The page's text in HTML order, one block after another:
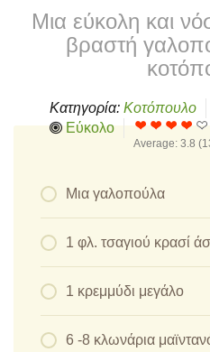
Μια εύκολη και
βραστή
Κατηγορία: Κοτόπουλο
Εύκολο
Average: 3.8 (
Μια γαλοπούλα
1 φλ. τσαγιού κρασί
1 κρεμμύδι μεγάλο
6 -8 κλωνάρια